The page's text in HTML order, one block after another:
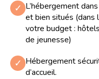
✓ L’hébergement
et bien situés (dans
votre budget :
de jeunesse)
✓ Hébergement
d’accueil.